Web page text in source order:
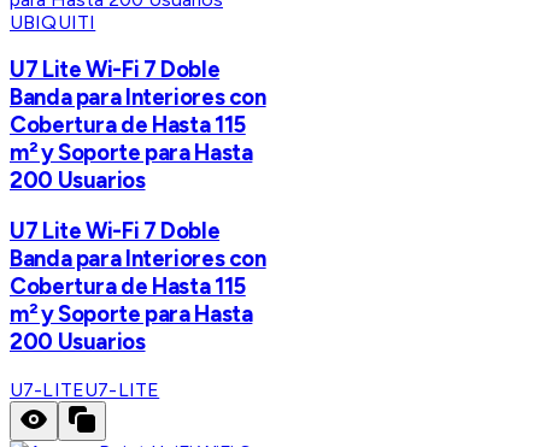
UBIQUITI
U7 Lite Wi-Fi 7 Doble
Banda para Interiores con
Cobertura de Hasta 115
m² y Soporte para Hasta
200 Usuarios
U7 Lite Wi-Fi 7 Doble
Banda para Interiores con
Cobertura de Hasta 115
m² y Soporte para Hasta
200 Usuarios
U7-LITEU7-LITE